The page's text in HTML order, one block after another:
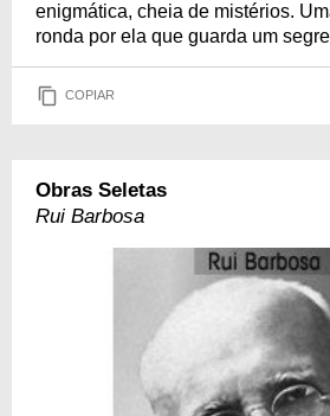
enigmática, cheia de mistérios.
ronda por ela que guarda um
COPIAR
Obras Seletas
Rui Barbosa